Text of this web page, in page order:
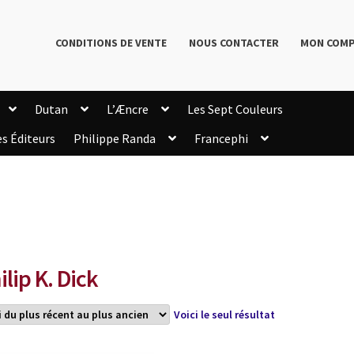
CONDITIONS DE VENTE NOUS CONTACTER MON
Dutan L’Æncre
Les Sept Couleurs
Éditeurs Philippe Randa
Francephi
K. Dick
Voici le seul résultat